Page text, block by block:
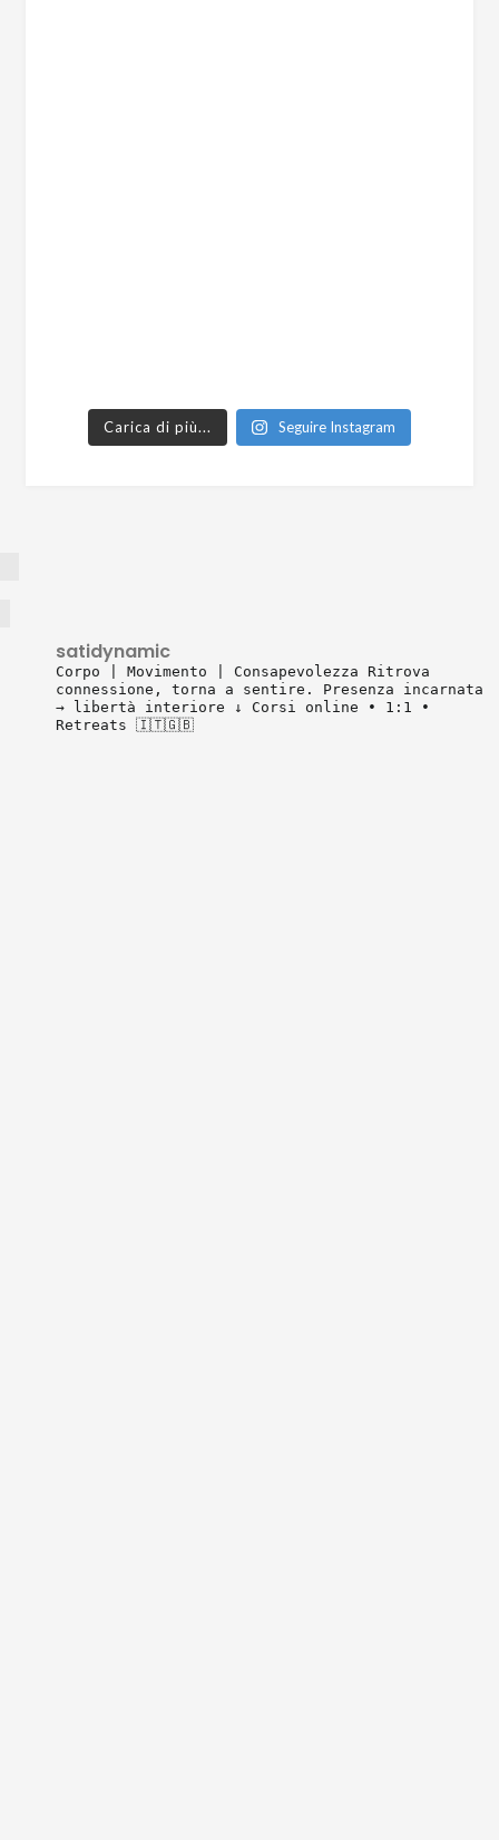
Carica di più... Seguire Instagram
satidynamic
Corpo | Movimento | Consapevolezza Ritrova
connessione, torna a sentire.
Presenza incarnata
→ libertà interiore ↓ Corsi online • 1:1 •
Retreats 🇮🇹🇬🇧